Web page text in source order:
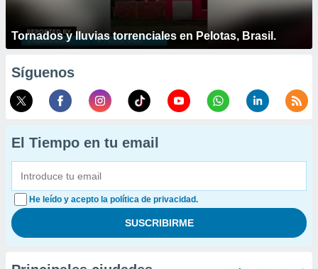
Tornados y lluvias torrenciales en Pelotas, Brasil.
Síguenos
El Tiempo en tu email
He leído y acepto la política de privacidad.